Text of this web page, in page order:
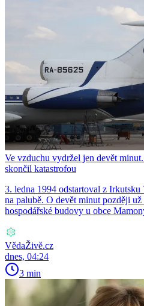
Ve vzduchu vydržel jen devět
skončil katastrofou
3. ledna 1994 odstartoval z
na palubě. O devět minut později
hospodářské budovy u obce
VědaŽivě.cz
dnes, 04:24
3 min